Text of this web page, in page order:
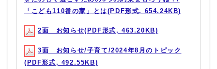
「こども110番の家」とは(PDF形式, 654.24KB)
2面 お知らせ(PDF形式, 463.20KB)
3面 お知らせ/子育て/2024年8月のトピック
(PDF形式, 492.55KB)